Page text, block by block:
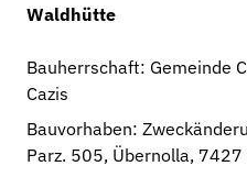
Waldhütte
Bauherrschaft: Gemeinde
Cazis
Bauvorhaben:
Parz. 505, Übernolla, 7427